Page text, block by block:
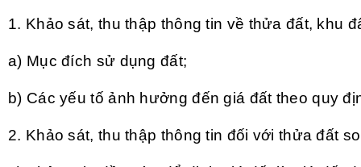
1. Khảo sát, thu thập thông tin về thửa đất, khu
a) Mục đích sử dụng đất;
b) Các yếu tố ảnh hưởng đến giá đất theo quy
2. Khảo sát, thu thập thông tin đối với thửa đất